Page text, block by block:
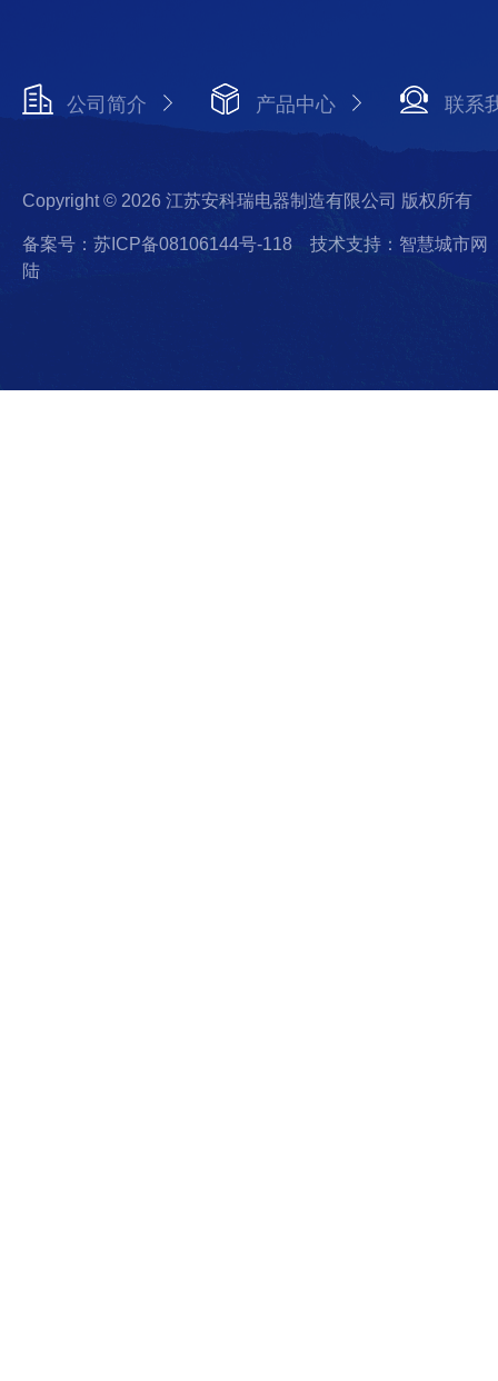
公司简介 产品中心 联系
Copyright © 2026 江苏安科瑞电器制造有限公司 版权所有
备案号：苏ICP备08106144号-118
技术支持：智慧城市网
陆